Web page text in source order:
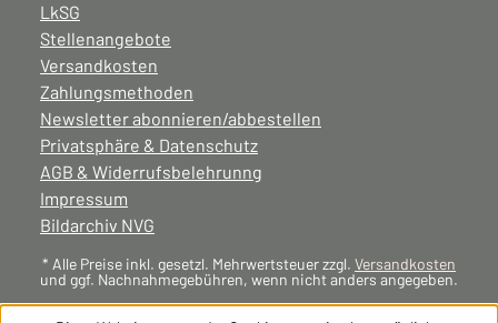
LkSG
Stellenangebote
Versandkosten
Zahlungsmethoden
Newsletter abonnieren/abbestellen
Privatsphäre & Datenschutz
AGB & Widerrufsbelehrunng
Impressum
Bildarchiv NVG
* Alle Preise inkl. gesetzl. Mehrwertsteuer zzgl. Versandkosten
und ggf. Nachnahmegebühren, wenn nicht anders angegeben.